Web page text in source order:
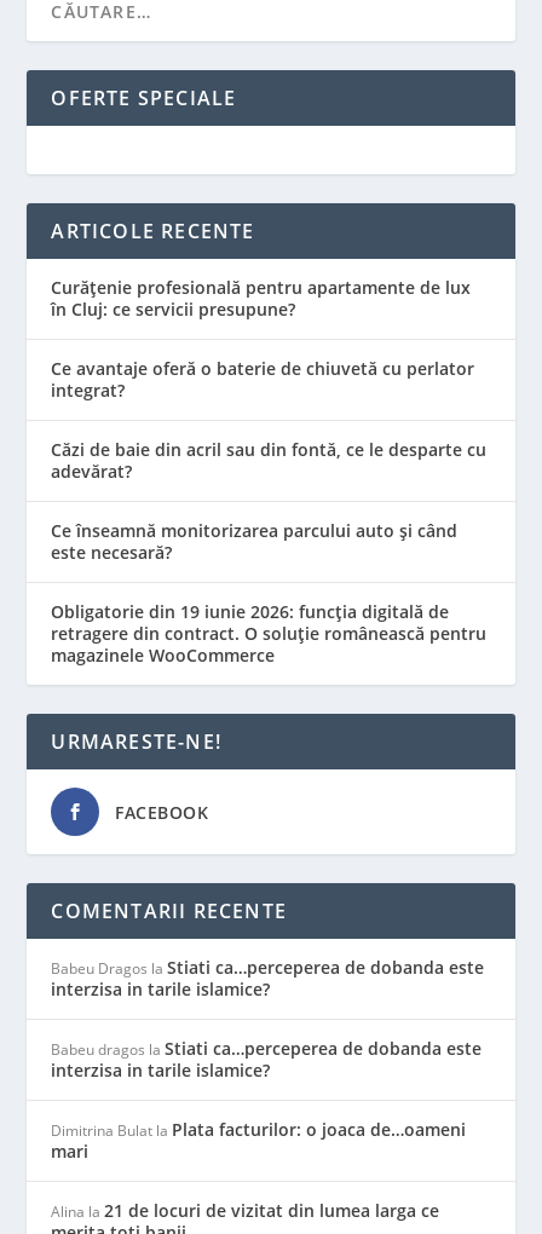
OFERTE SPECIALE
ARTICOLE RECENTE
Curățenie profesională pentru apartamente de lux
în Cluj: ce servicii presupune?
Ce avantaje oferă o baterie de chiuvetă cu perlator
integrat?
Căzi de baie din acril sau din fontă, ce le desparte cu
adevărat?
Ce înseamnă monitorizarea parcului auto și când
este necesară?
Obligatorie din 19 iunie 2026: funcția digitală de
retragere din contract. O soluție românească pentru
magazinele WooCommerce
URMARESTE-NE!
FACEBOOK
COMENTARII RECENTE
Babeu Dragos laStiati ca…perceperea de dobanda este
interzisa in tarile islamice?
Babeu dragos laStiati ca…perceperea de dobanda este
interzisa in tarile islamice?
Dimitrina Bulat la Plata facturilor: o joaca de…oameni
mari
Alina la21 de locuri de vizitat din lumea larga ce